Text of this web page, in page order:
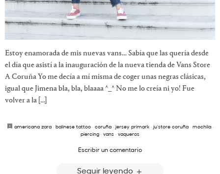
Estoy enamorada de mis nuevas vans… Sabía que las quería desde
el día que asistí a la inauguración de la nueva tienda de Vans Store
A Coruña Yo me decía a mí misma de coger unas negras clásicas,
igual que Jimena bla, bla, blaaaa ^_^ No me lo creía ni yo! Fue
volver a la […]
americana zara· balinese tattoo· coruña· jersey primark· ju'store coruña· mochila·
piercing · vans · vaqueros
Escribir un comentario
Seguir leyendo